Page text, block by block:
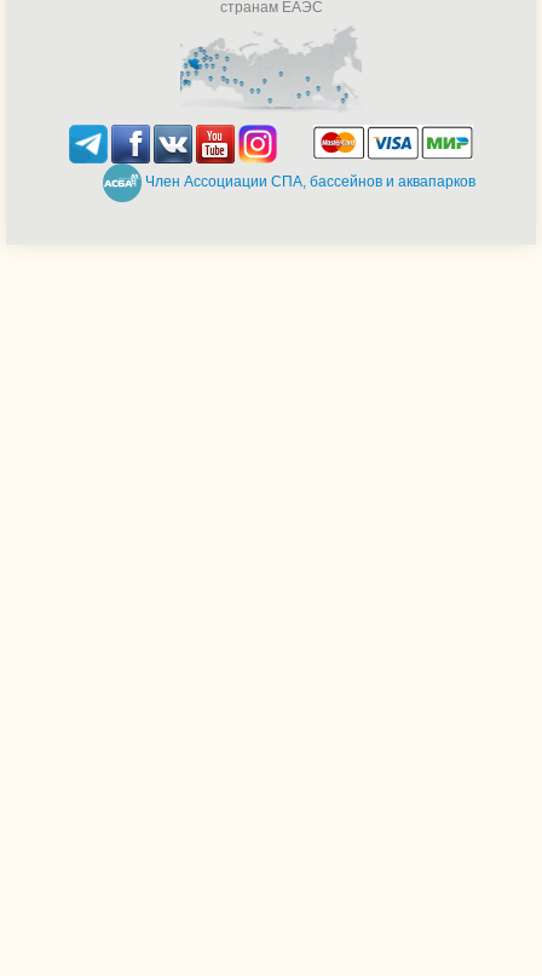
странам ЕАЭС
Член Ассоциации СПА, бассейнов и аквапарков